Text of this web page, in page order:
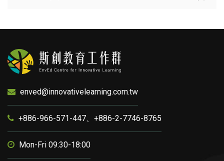
enved@innovativelearning.com.tw
+886-966-571-447、+886-2-7746-8765
Mon-Fri 09:30-18:00